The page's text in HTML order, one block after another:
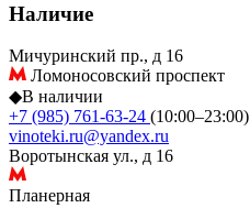
Наличие
Мичуринский пр., д 16
Ломоносовский проспект
◆В наличии
+7 (985) 761-63-24 (10:00–23:00)
vinoteki.ru@yandex.ru
Воротынская ул., д 16
Планерная